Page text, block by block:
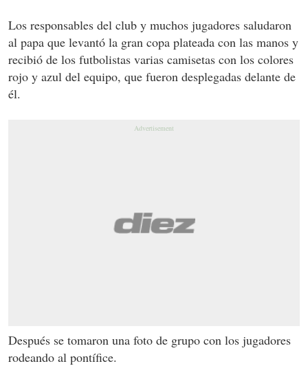
Los responsables del club y muchos jugadores saludaron
al papa que levantó la gran copa plateada con las manos y
recibió de los futbolistas varias camisetas con los colores
rojo y azul del equipo, que fueron desplegadas delante de
él.
Después se tomaron una foto de grupo con los jugadores
rodeando al pontífice.